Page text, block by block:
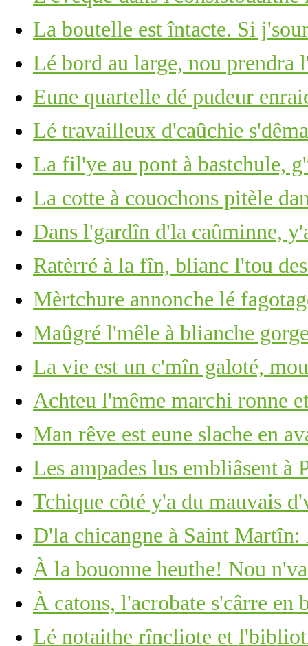
La boutelle est întacte. Si
Lé bord au large, nou prendra
Eune quartelle dé pudeur
Lé travailleux d'caûchie
La fil'ye au pont à bastchule,
La cotte à couochons pitèle
Dans l'gardîn d'la caûminne,
Ratèrré à la fîn, blianc l'tou
Mèrtchure annonche lé
Maûgré l'mêle à blianche
La vie est un c'mîn galoté,
Achteu l'même marchi ronne
Man rêve est eune slache en
Les ampades lus embliâsent à
Tchique côté y'a du mauvais
D'la chicangne à Saint Martîn:
À la bouonne heuthe! Nou
À catons, l'acrobate s'cârre en
Lé notaithe rîncliote et